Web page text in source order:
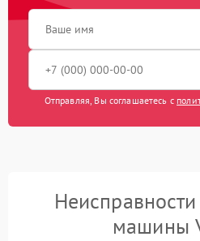
Отправляя, Вы соглашаетесь с
машины